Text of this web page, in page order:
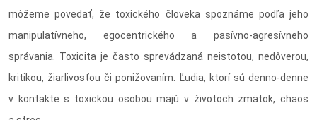
môžeme povedať, že toxického človeka spoznáme podľa jeho
manipulatívneho, egocentrického a pasívno-agresívneho
správania. Toxicita je často sprevádzaná neistotou, nedôverou,
kritikou, žiarlivosťou či ponižovaním. Ľudia, ktorí sú denno-denne
v kontakte s toxickou osobou majú v životoch zmätok, chaos